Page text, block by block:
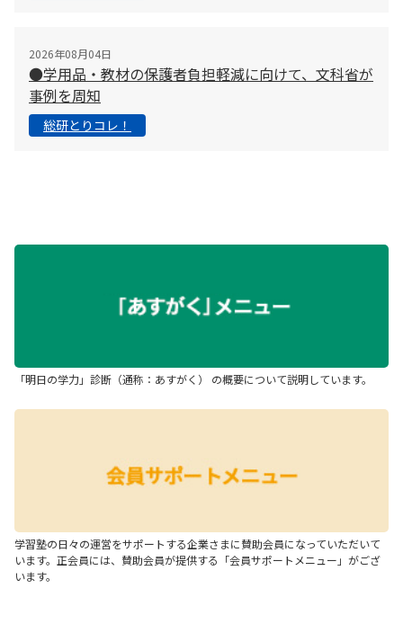
2026年08月04日
●学用品・教材の保護者負担軽減に向けて、文科省が
事例を周知
総研とりコレ！
「明日の学力」診断（通称：あすがく） の概要について説明しています。
学習塾の日々の運営をサポートする企業さまに賛助会員になっていただいて
います。正会員には、賛助会員が提供する「会員サポートメニュー」がござ
います。